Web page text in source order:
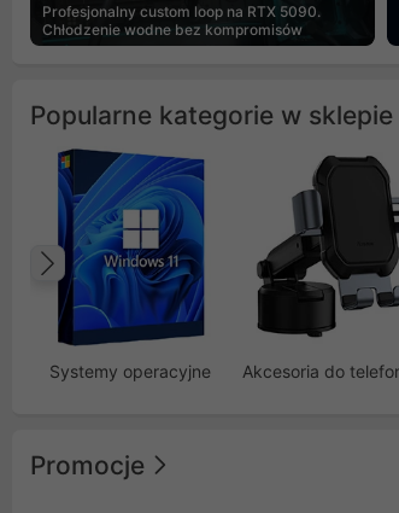
Profesjonalny custom loop na RTX 5090.
Chłodzenie wodne bez kompromisów
Popularne kategorie w sklepie
Systemy operacyjne
Poprzedni
Promocje